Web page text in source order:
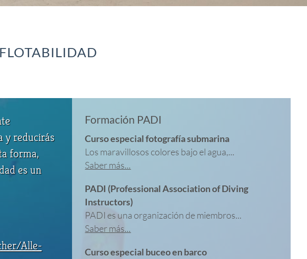
Formación PADI
Curso especial fotografía submarina
Los maravillosos colores bajo el agua,...
Saber más...
PADI (Professional Association of Diving
Instructors)
PADI es una organización de miembros...
Saber más...
Curso especial buceo en barco
y reducirás
forma,
es un
Alle-